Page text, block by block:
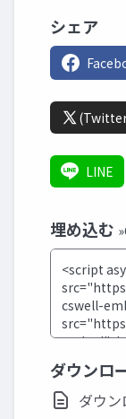
シェア
LINE
埋め込む
ダウンロ
ダウ